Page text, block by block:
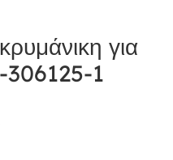
για
306125-1